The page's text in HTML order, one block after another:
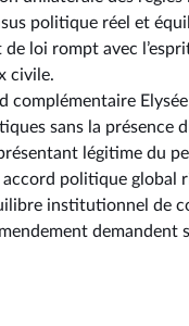
politique réel et
loi rompt avec
civile.
complémentaire
sans la présence
légitime du
accord politique global
institutionnel de
demandent